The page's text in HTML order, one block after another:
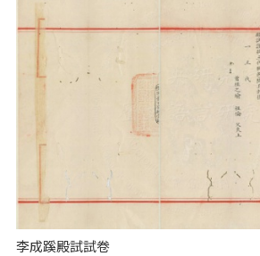
李成蹊殿試試卷